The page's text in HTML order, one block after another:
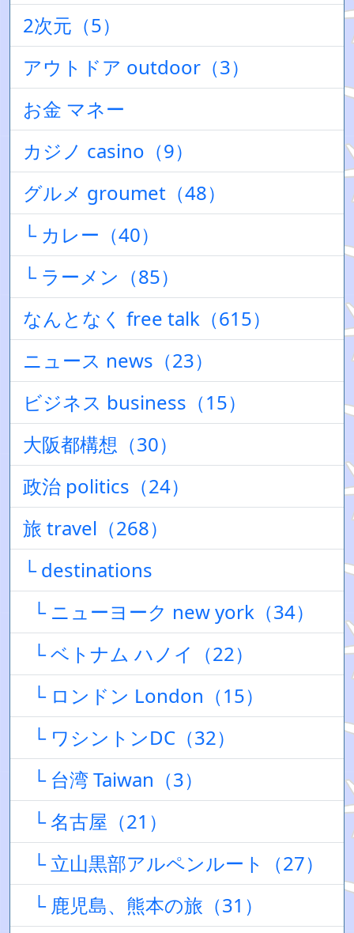
2次元（5）
アウトドア outdoor（3）
お金 マネー
カジノ casino（9）
グルメ groumet（48）
└ カレー（40）
└ ラーメン（85）
なんとなく free talk（615）
ニュース news（23）
ビジネス business（15）
大阪都構想（30）
政治 politics（24）
旅 travel（268）
└ destinations
└ ニューヨーク new york（34）
└ ベトナム ハノイ（22）
└ ロンドン London（15）
└ ワシントンDC（32）
└ 台湾 Taiwan（3）
└ 名古屋（21）
└ 立山黒部アルペンルート（27）
└ 鹿児島、熊本の旅（31）